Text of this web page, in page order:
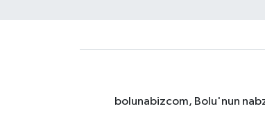
bolunabizcom, Bolu'nun